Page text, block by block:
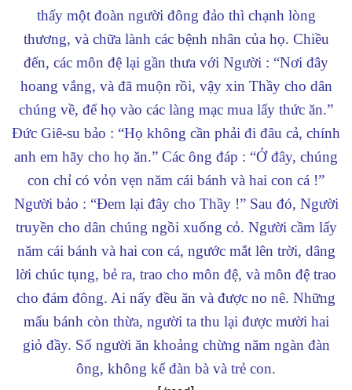
thấy một đoàn người đông đảo thì chạnh lòng
thương, và chữa lành các bệnh nhân của họ. Chiều
đến, các môn đệ lại gần thưa với Người : “Nơi đây
hoang vắng, và đã muộn rồi, vậy xin Thầy cho dân
chúng về, để họ vào các làng mạc mua lấy thức ăn.”
Đức Giê-su bảo : “Họ không cần phải đi đâu cả, chính
anh em hãy cho họ ăn.” Các ông đáp : “Ở đây, chúng
con chỉ có vỏn vẹn năm cái bánh và hai con cá !”
Người bảo : “Đem lại đây cho Thầy !” Sau đó, Người
truyền cho dân chúng ngồi xuống cỏ. Người cầm lấy
năm cái bánh và hai con cá, ngước mắt lên trời, dâng
lời chúc tụng, bẻ ra, trao cho môn đệ, và môn đệ trao
cho đám đông. Ai nấy đều ăn và được no nê. Những
mẩu bánh còn thừa, người ta thu lại được mười hai
giỏ đầy. Số người ăn khoảng chừng năm ngàn đàn
ông, không kể đàn bà và trẻ con.